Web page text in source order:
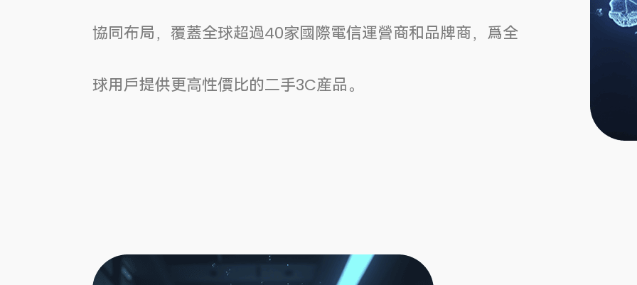
協同布局，覆蓋全球超過40家國際電信運營商和品牌商，爲全
球用戶提供更高性價比的二手3C産品。